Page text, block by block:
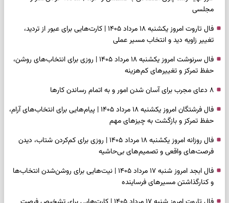
مجلسی
فال تاروت امروز یکشنبه ۱۸ مرداد ۱۴۰۵ | کارت‌هایی برای عبور از تردید،
تغییر زاویه دید و انتخاب مسیر عملی
فال سرنوشت امروز یکشنبه ۱۸ مرداد ۱۴۰۵ | روزی برای انتخاب‌های روشن،
حفظ تمرکز و تغییرهای کم‌هزینه
۸ دعای مجرب برای آسان شدن امور و به اتمام رساندن کار‌ها
فال فرشتگان امروز یکشنبه ۱۸ مرداد ۱۴۰۵ | پیام‌هایی برای انتخاب‌های آرام،
حفظ تمرکز و بازگشت به چیزهای مهم
فال روزانه امروز یکشنبه ۱۸ مرداد ۱۴۰۵ | روزی برای کم‌کردن شتاب، دیدن
فرصت‌های واقعی و تصمیم‌های بی‌حاشیه
فال ابجد امروز شنبه ۱۷ مرداد ۱۴۰۵ | نیت‌هایی برای روشن‌شدن انتخاب‌ها
و کنارگذاشتن مسیرهای فرساینده